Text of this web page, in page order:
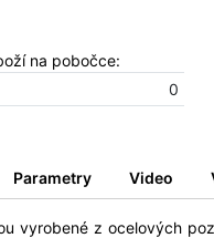
na pobočce:
0
Parametry Video
vyrobené z ocelových